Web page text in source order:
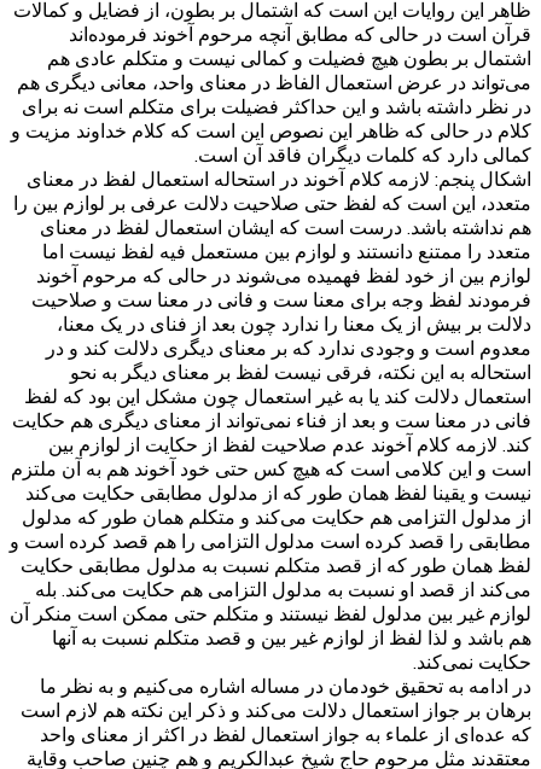
ظاهر این روایات این است که اشتمال بر بطون، از فضایل و کمالات
قرآن است در حالی که مطابق آنچه مرحوم آخوند فرموده‌اند
اشتمال بر بطون هیچ فضیلت و کمالی نیست و متکلم عادی هم
می‌تواند در عرض استعمال الفاظ در معنای واحد، معانی دیگری هم
در نظر داشته باشد و این حداکثر فضیلت برای متکلم است نه برای
کلام در حالی که ظاهر این نصوص این است که کلام خداوند مزیت و
کمالی دارد که کلمات دیگران فاقد آن است.
اشکال پنجم: لازمه کلام آخوند در استحاله استعمال لفظ در معنای
متعدد، این است که لفظ حتی صلاحیت دلالت عرفی بر لوازم بین را
هم نداشته باشد. درست است که ایشان استعمال لفظ در معنای
متعدد را ممتنع دانستند و لوازم بین مستعمل فیه لفظ نیست اما
لوازم بین از خود لفظ فهمیده می‌شوند در حالی که مرحوم آخوند
فرمودند لفظ وجه برای معنا ست و فانی در معنا ست و صلاحیت
دلالت بر بیش از یک معنا را ندارد چون بعد از فنای در یک معنا،
معدوم است و وجودی ندارد که بر معنای دیگری دلالت کند و در
استحاله به این نکته، فرقی نیست لفظ بر معنای دیگر به نحو
استعمال دلالت کند یا به غیر استعمال چون مشکل این بود که لفظ
فانی در معنا ست و بعد از فناء نمی‌تواند از معنای دیگری هم حکایت
کند. لازمه کلام آخوند عدم صلاحیت لفظ از حکایت از لوازم بین
است و این کلامی است که هیچ کس حتی خود آخوند هم به آن ملتزم
نیست و یقینا لفظ همان طور که از مدلول مطابقی حکایت می‌کند
از مدلول التزامی هم حکایت می‌کند و متکلم همان طور که مدلول
مطابقی را قصد کرده است مدلول التزامی را هم قصد کرده است و
لفظ همان طور که از قصد متکلم نسبت به مدلول مطابقی حکایت
می‌کند از قصد او نسبت به مدلول التزامی هم حکایت می‌کند. بله
لوازم غیر بین مدلول لفظ نیستند و متکلم حتی ممکن است منکر آن
هم باشد و لذا لفظ از لوازم غیر بین و قصد متکلم نسبت به آنها
حکایت نمی‌کند.
در ادامه به تحقیق خودمان در مساله اشاره می‌کنیم و به نظر ما
برهان بر جواز استعمال دلالت می‌کند و ذکر این نکته هم لازم است
که عده‌ای از علماء به جواز استعمال لفظ در اکثر از معنای واحد
معتقدند مثل مرحوم حاج شیخ عبدالکریم و هم چنین صاحب وقایة